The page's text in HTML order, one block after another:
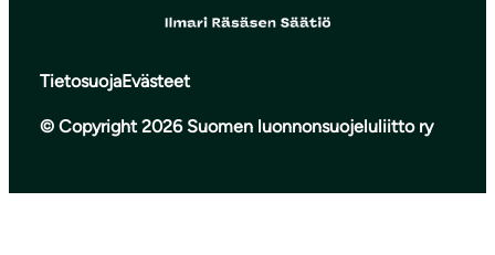
TietosuojaEvästeet
© Copyright 2026 Suomen luonnonsuojeluliitto ry